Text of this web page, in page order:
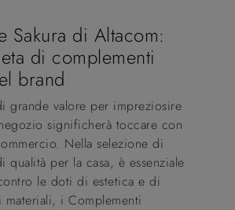
Sakura di Altacom:
di complementi
brand
grande valore per impreziosire
significherà toccare con
Nella selezione di
per la casa, è essenziale
le doti di estetica e di
i Complementi